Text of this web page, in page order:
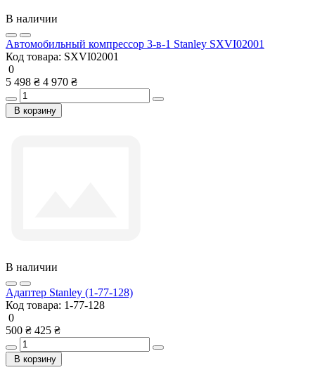
В наличии
Автомобильный компрессор 3-в-1 Stanley SXVI02001
Код товара: SXVI02001
0
5 498 ₴ 4 970 ₴
В корзину
В наличии
Адаптер Stanley (1-77-128)
Код товара: 1-77-128
0
500 ₴ 425 ₴
В корзину